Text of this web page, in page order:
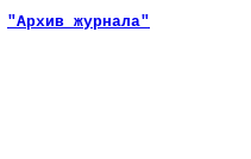
"Архив журнала"